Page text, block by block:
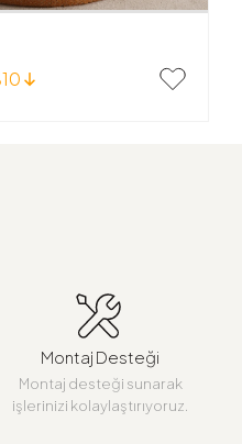
Montaj Desteği
Montaj desteği sunarak
işlerinizi kolaylaştırıyoruz.